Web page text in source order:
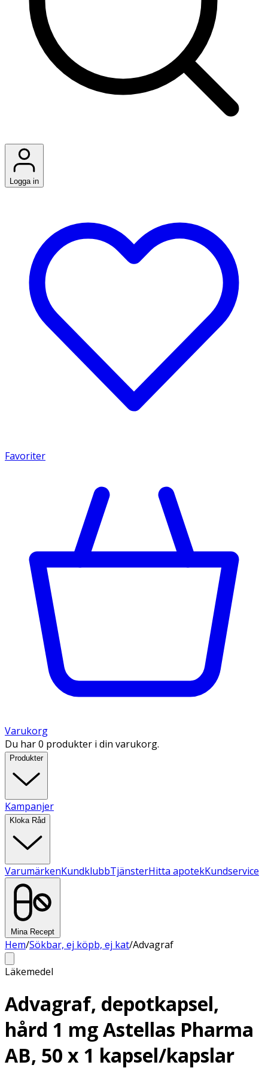
Logga in
Favoriter
Varukorg
Du har 0 produkter i din varukorg.
Produkter
Kampanjer
Kloka Råd
VarumärkenKundklubbTjänsterHitta apotekKundservice
Mina Recept
Hem/Sökbar, ej köpb, ej kat/Advagraf
Läkemedel
Advagraf, depotkapsel,
hård 1 mg Astellas Pharma
AB, 50 x 1 kapsel/kapslar